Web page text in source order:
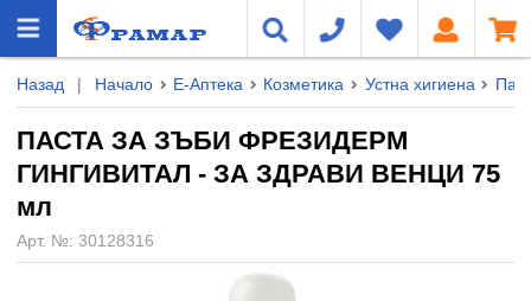
Назад | Начало Е-Аптека Козметика Устна хигиена
ПАСТА ЗА ЗЪБИ ФРЕЗИДЕРМ
ГИНГИВИТАЛ - ЗА ЗДРАВИ ВЕНЦИ 75
мл
Арт. №: 30128316